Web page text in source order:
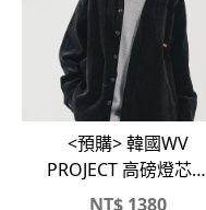
<預購> 韓國WV
PROJECT 高磅燈芯絨
襯衫外套
NT$ 1380